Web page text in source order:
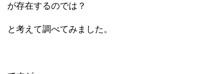
が存在するのでは？
と考えて調べてみました。